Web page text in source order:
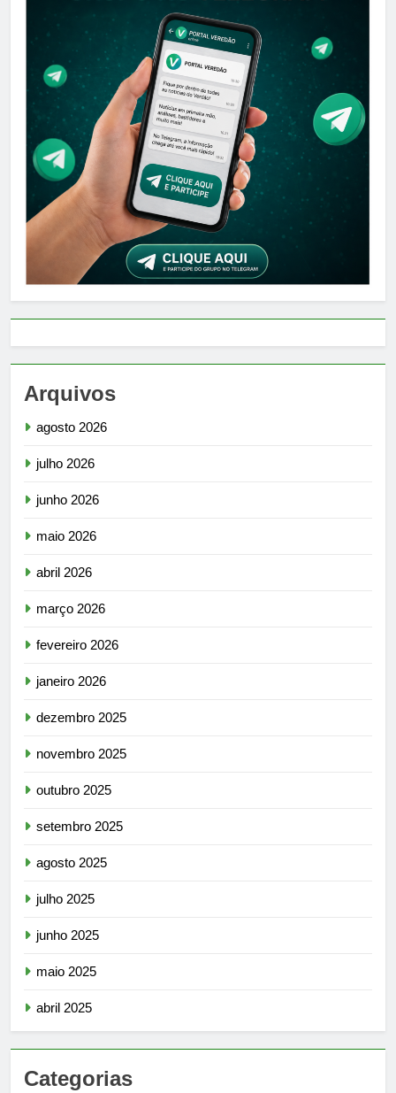
Arquivos
agosto 2026
julho 2026
junho 2026
maio 2026
abril 2026
março 2026
fevereiro 2026
janeiro 2026
dezembro 2025
novembro 2025
outubro 2025
setembro 2025
agosto 2025
julho 2025
junho 2025
maio 2025
abril 2025
Categorias